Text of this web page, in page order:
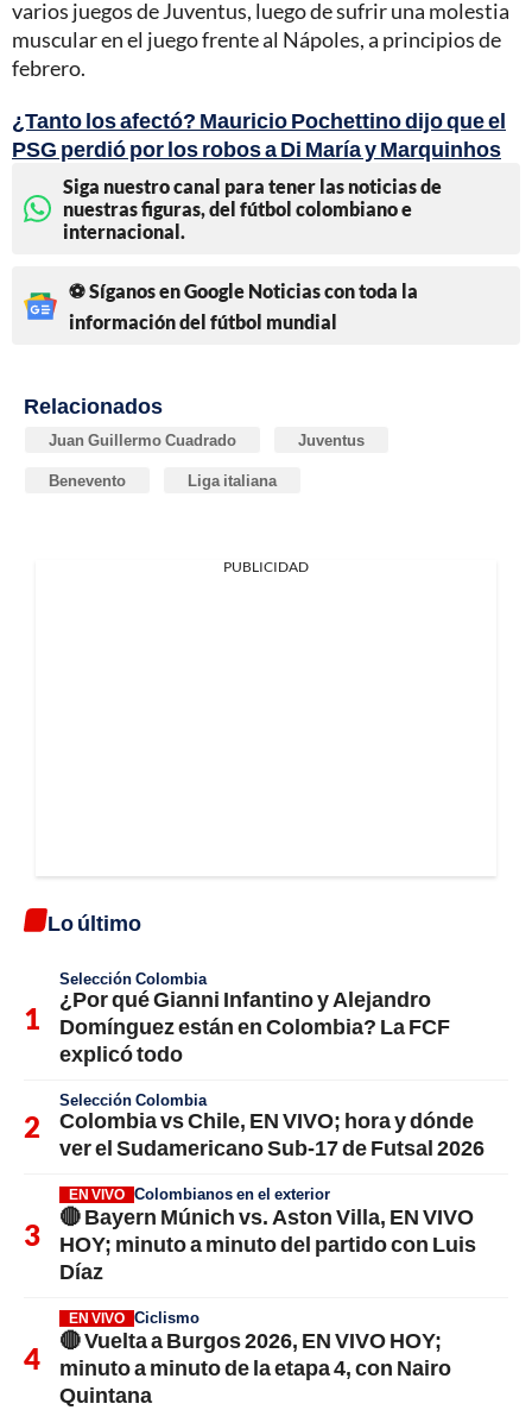
varios juegos de Juventus, luego de sufrir una molestia
muscular en el juego frente al Nápoles, a principios de
febrero.
¿Tanto los afectó? Mauricio Pochettino dijo que el
PSG perdió por los robos a Di María y Marquinhos
Siga nuestro canal para tener las noticias de
nuestras figuras, del fútbol colombiano e
internacional.
⚽ Síganos en Google Noticias con toda la
información del fútbol mundial
Relacionados
Juan Guillermo Cuadrado Juventus
Benevento Liga italiana
PUBLICIDAD
Lo último
Selección Colombia
¿Por qué Gianni Infantino y Alejandro
Domínguez están en Colombia? La FCF
explicó todo
Selección Colombia
Colombia vs Chile, EN VIVO; hora y dónde
ver el Sudamericano Sub-17 de Futsal 2026
EN VIVO Colombianos en el exterior
🔴 Bayern Múnich vs. Aston Villa, EN VIVO
HOY; minuto a minuto del partido con Luis
Díaz
EN VIVO Ciclismo
🔴 Vuelta a Burgos 2026, EN VIVO HOY;
minuto a minuto de la etapa 4, con Nairo
Quintana